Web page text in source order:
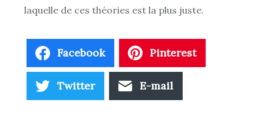
laquelle de ces théories est la plus juste.
Facebook Pinterest
Twitter E-mail